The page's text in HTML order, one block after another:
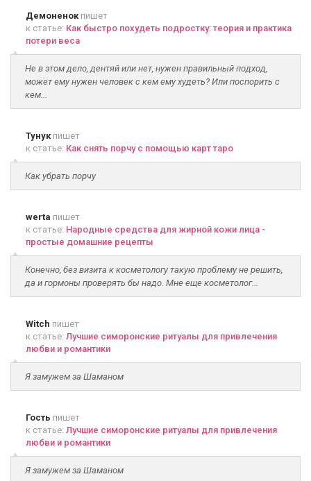
Демоненокпишет
к статье: Как быстро похудеть подростку: теория и практика
потери веса
Не в этом дело, дентяй или нет, нужен правильный подход,
может ему нужен человек с кем ему худеть? Или поспорить с
кем...
Тунукпишет
к статье: Как снять порчу с помощью карт таро
Как убрать порчу
werta пишет
к статье: Народные средства для жирной кожи лица -
простые домашние рецепты
Конечно, без визита к косметологу такую проблему не решить,
да и гормоны проверять бы надо. Мне еще косметолог...
Witch пишет
к статье: Лучшие симоронские ритуалы для привлечения
любви и романтики
Я замужем за Шаманом
Гость пишет
к статье: Лучшие симоронские ритуалы для привлечения
любви и романтики
Я замужем за Шаманом